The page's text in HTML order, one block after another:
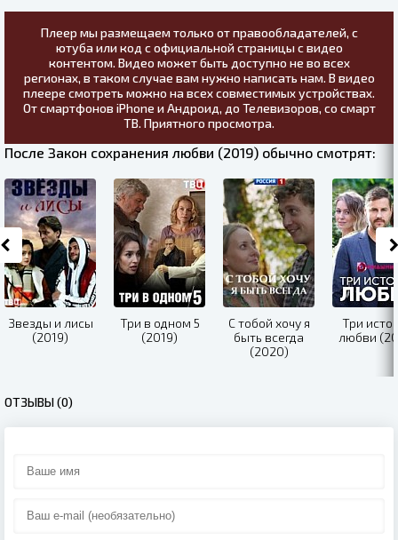
Плеер мы размещаем только от правообладателей, с
ютуба или код с официальной страницы с видео
контентом. Видео может быть доступно не во всех
регионах, в таком случае вам нужно написать нам. В видео
плеере смотреть можно на всех совместимых устройствах.
От смартфонов iPhone и Андроид, до Телевизоров, со смарт
ТВ. Приятного просмотра.
После Закон сохранения любви (2019) обычно смотрят:
Звезды и лисы
(2019)
Три в одном 5
(2019)
С тобой хочу я
быть всегда
(2020)
Три
любви
ОТЗЫВЫ (0)